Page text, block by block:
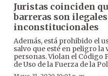
Juristas coinciden
barreras son ilegales
inconstitucionales
Además, está prohibido el
salvo que esté en peligro la
personas. Violan el Código
de Uso de la Fuerza de la